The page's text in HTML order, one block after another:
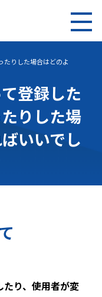
たりした場合はどのよ
登録した
りした場
いいでし
たり、使用者が変